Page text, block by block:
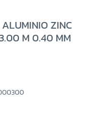
ZINC
M 0.40 MM